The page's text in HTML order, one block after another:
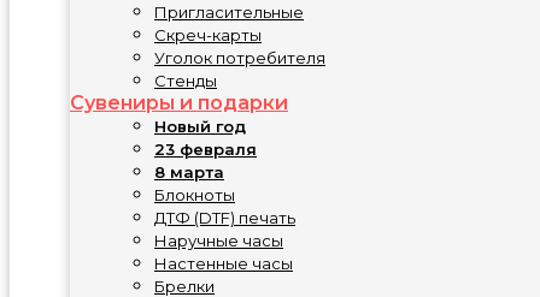
Пригласительные
Скреч-карты
Уголок потребителя
Стенды
Сувениры и подарки
Новый год
23 февраля
8 марта
Блокноты
ДТФ (DTF) печать
Наручные часы
Настенные часы
Брелки